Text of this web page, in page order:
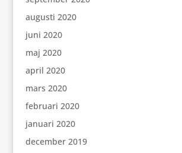
augusti 2020
juni 2020
maj 2020
april 2020
mars 2020
februari 2020
januari 2020
december 2019